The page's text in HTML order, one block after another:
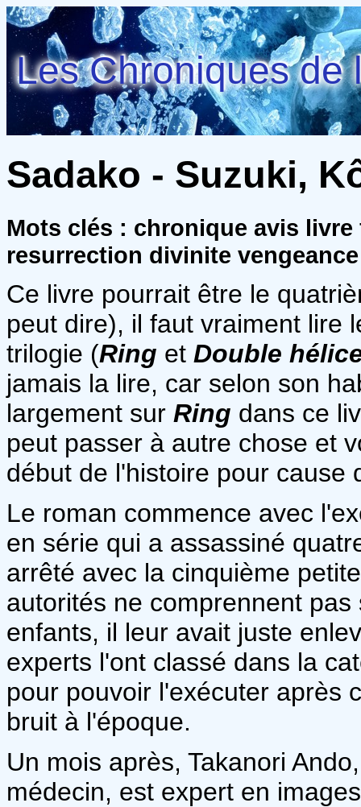
Les Chroniques de
Sadako - Suzuki,
Mots clés : chronique avis
resurrection divinite vengeance
Ce livre pourrait être le
peut dire), il faut vraiment lire
trilogie (Ring et Double
jamais la lire, car selon son
largement sur Ring dans ce
peut passer à autre chose et
début de l'histoire pour cause
Le roman commence avec
en série qui a assassiné
arrêté avec la cinquième
autorités ne comprennent
enfants, il leur avait juste
experts l'ont classé dans la
pour pouvoir l'exécuter après
bruit à l'époque.
Un mois après, Takanori
médecin, est expert en